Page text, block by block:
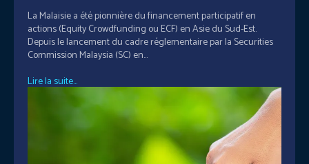
La Malaisie a été pionnière du financement participatif en
actions (Equity Crowdfunding ou ECF) en Asie du Sud-Est.
Depuis le lancement du cadre réglementaire par la Securities
Commission Malaysia (SC) en...
Lire la suite...